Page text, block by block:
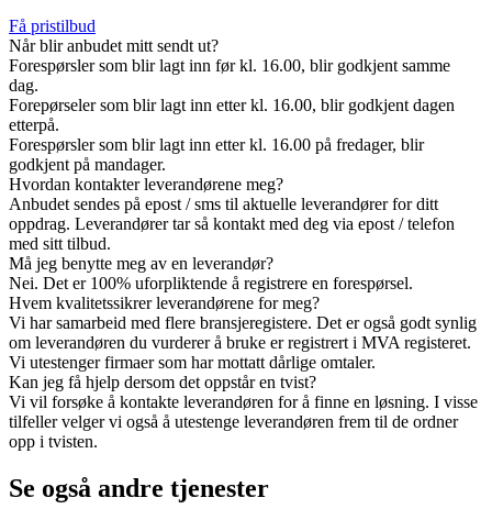
Få pristilbud
Når blir anbudet mitt sendt ut?
Forespørsler som blir lagt inn før kl. 16.00, blir godkjent samme
dag.
Forepørseler som blir lagt inn etter kl. 16.00, blir godkjent dagen
etterpå.
Forespørsler som blir lagt inn etter kl. 16.00 på fredager, blir
godkjent på mandager.
Hvordan kontakter leverandørene meg?
Anbudet sendes på epost / sms til aktuelle leverandører for ditt
oppdrag. Leverandører tar så kontakt med deg via epost / telefon
med sitt tilbud.
Må jeg benytte meg av en leverandør?
Nei. Det er 100% uforpliktende å registrere en forespørsel.
Hvem kvalitetssikrer leverandørene for meg?
Vi har samarbeid med flere bransjeregistere. Det er også godt synlig
om leverandøren du vurderer å bruke er registrert i MVA registeret.
Vi utestenger firmaer som har mottatt dårlige omtaler.
Kan jeg få hjelp dersom det oppstår en tvist?
Vi vil forsøke å kontakte leverandøren for å finne en løsning. I visse
tilfeller velger vi også å utestenge leverandøren frem til de ordner
opp i tvisten.
Se også andre tjenester